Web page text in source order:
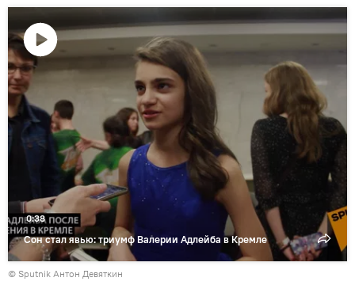
Воспроизвести
Сон стал явью: триумф Валерии Адлейба в Кремле
0:38
© Sputnik Антон Девяткин